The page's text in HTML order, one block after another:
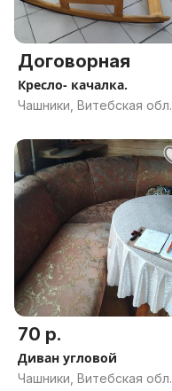
Договорная
Кресло- качалка.
Чашники, Витебская обл.
70 р.
Диван угловой
Чашники, Витебская обл.